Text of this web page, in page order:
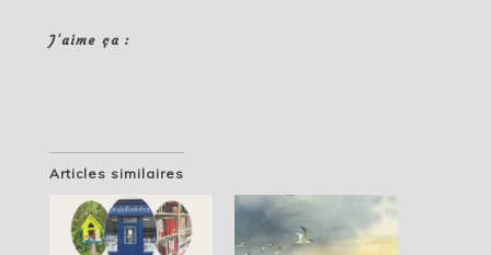
J’aime ça :
Articles similaires